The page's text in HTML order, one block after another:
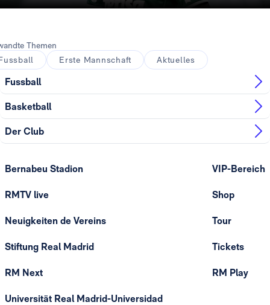
Themen
Erste Mannschaft Aktuelles
Fussball
Basketball
Der Club
Bernabeu Stadion
RMTV live
Neuigkeiten de Vereins
Stiftung Real Madrid
RM Next
Universität Real Madrid-Universidad
VIP-Bereich
Shop
Tour
Tickets
RM Play